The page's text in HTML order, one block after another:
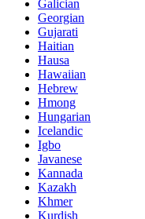
Galician
Georgian
Gujarati
Haitian
Hausa
Hawaiian
Hebrew
Hmong
Hungarian
Icelandic
Igbo
Javanese
Kannada
Kazakh
Khmer
Kurdish